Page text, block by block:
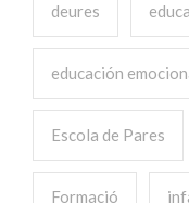
deures
educación
Escola de Pares
Formació